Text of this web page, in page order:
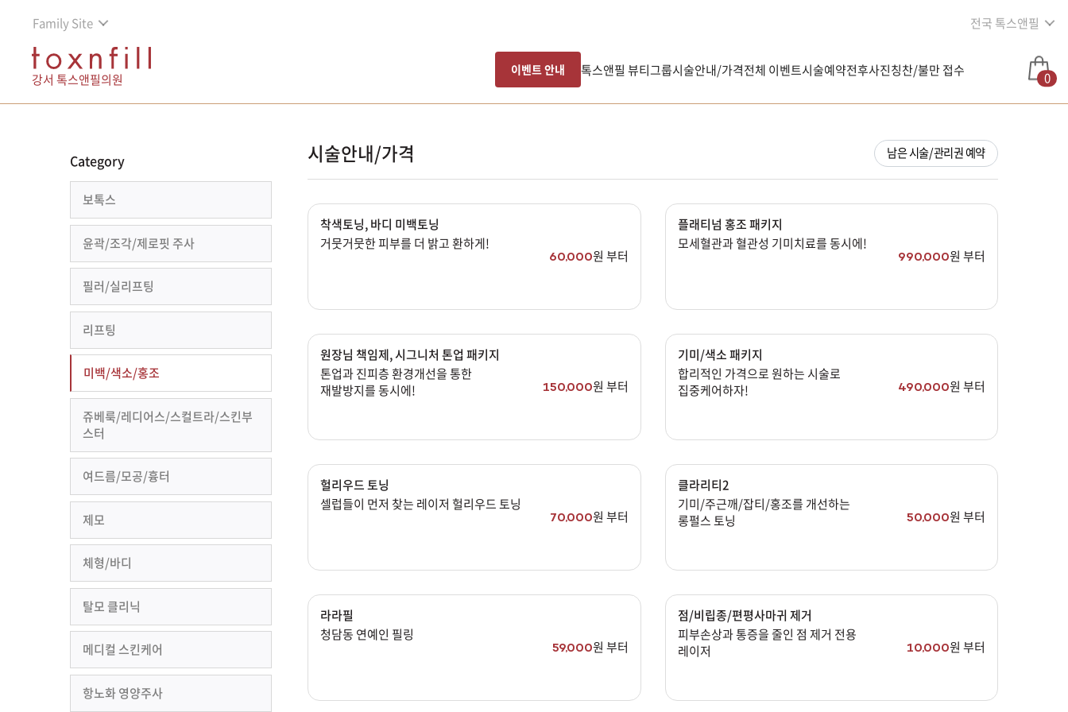
Family Site 전국 톡스앤필
강서 톡스앤필의원
이벤트 안내 톡스앤필 뷰티그룹시술안내/가격전체 이벤트시술예약전후사진칭찬/불만 접수 0
Category
보톡스
윤곽/조각/제로핏 주사
필러/실리프팅
리프팅
미백/색소/홍조
쥬베룩/레디어스/스컬트라/스킨부
스터
여드름/모공/흉터
제모
체형/바디
탈모 클리닉
메디컬 스킨케어
항노화 영양주사
시술안내/가격 남은 시술/관리권 예약
착색토닝, 바디 미백토닝
거뭇거뭇한 피부를 더 밝고 환하게!
60,000원 부터
플래티넘 홍조 패키지
모세혈관과 혈관성 기미치료를 동시에!
990,000원 부터
원장님 책임제, 시그니처 톤업 패키지
톤업과 진피층 환경개선을 통한
재발방지를 동시에!
150,000원 부터
기미/색소 패키지
합리적인 가격으로 원하는 시술로
집중케어하자!
490,000원 부터
헐리우드 토닝
셀럽들이 먼저 찾는 레이저 헐리우드 토닝
70,000원 부터
클라리티2
기미/주근깨/잡티/홍조를 개선하는
롱펄스 토닝
50,000원 부터
라라필
청담동 연예인 필링
59,000원 부터
점/비립종/편평사마귀 제거
피부손상과 통증을 줄인 점 제거 전용
레이저
10,000원 부터
리프팅
색소
스킨케어
여드름/모공
제모